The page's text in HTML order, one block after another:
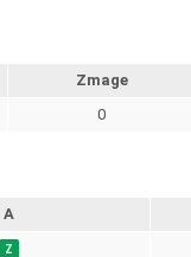
Zmage
0
A
Z